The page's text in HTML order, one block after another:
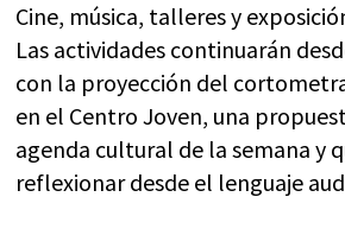
Cine, música, talleres y
Las actividades continuarán
con la proyección del
en el Centro Joven, una
agenda cultural de la semana y
reflexionar desde el lenguaje